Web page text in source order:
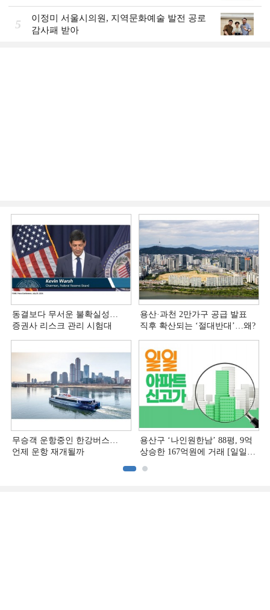
5
이정미 서울시의원, 지역문화예술 발전 공로
감사패 받아
동결보다 무서운 불확실성…
증권사 리스크 관리 시험대
용산·과천 2만가구 공급 발표
직후 확산되는 ‘절대반대’…왜?
무승객 운항중인 한강버스…
언제 운항 재개될까
용산구 ‘나인원한남’ 88평, 9억
상승한 167억원에 거래 [일일